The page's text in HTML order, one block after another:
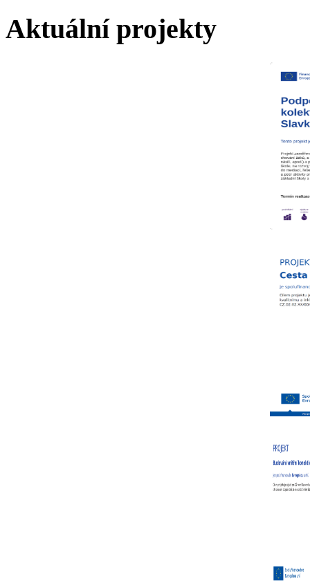
Aktuální projekty